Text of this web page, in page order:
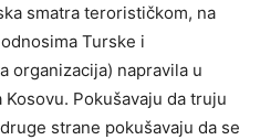
smatra terorističkom, na
Turske i
organizacija) napravila u
Pokušavaju da truju
strane pokušavaju da se